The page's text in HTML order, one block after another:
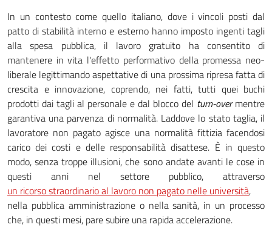
In un contesto come quello italiano, dove i vincoli posti dal
patto di stabilità interno e esterno hanno imposto ingenti tagli
alla spesa pubblica, il lavoro gratuito ha consentito di
mantenere in vita l'effetto performativo della promessa neo-
liberale legittimando aspettative di una prossima ripresa fatta di
crescita e innovazione, coprendo, nei fatti, tutti quei buchi
prodotti dai tagli al personale e dal blocco del turn-overmentre
garantiva una parvenza di normalità. Laddove lo stato taglia, il
lavoratore non pagato agisce una normalità fittizia facendosi
carico dei costi e delle responsabilità disattese. È in questo
modo, senza troppe illusioni, che sono andate avanti le cose in
questi anni nel settore pubblico, attraverso
un ricorso straordinario al lavoro non pagato nelle università,
nella pubblica amministrazione o nella sanità, in un processo
che, in questi mesi, pare subire una rapida accelerazione.